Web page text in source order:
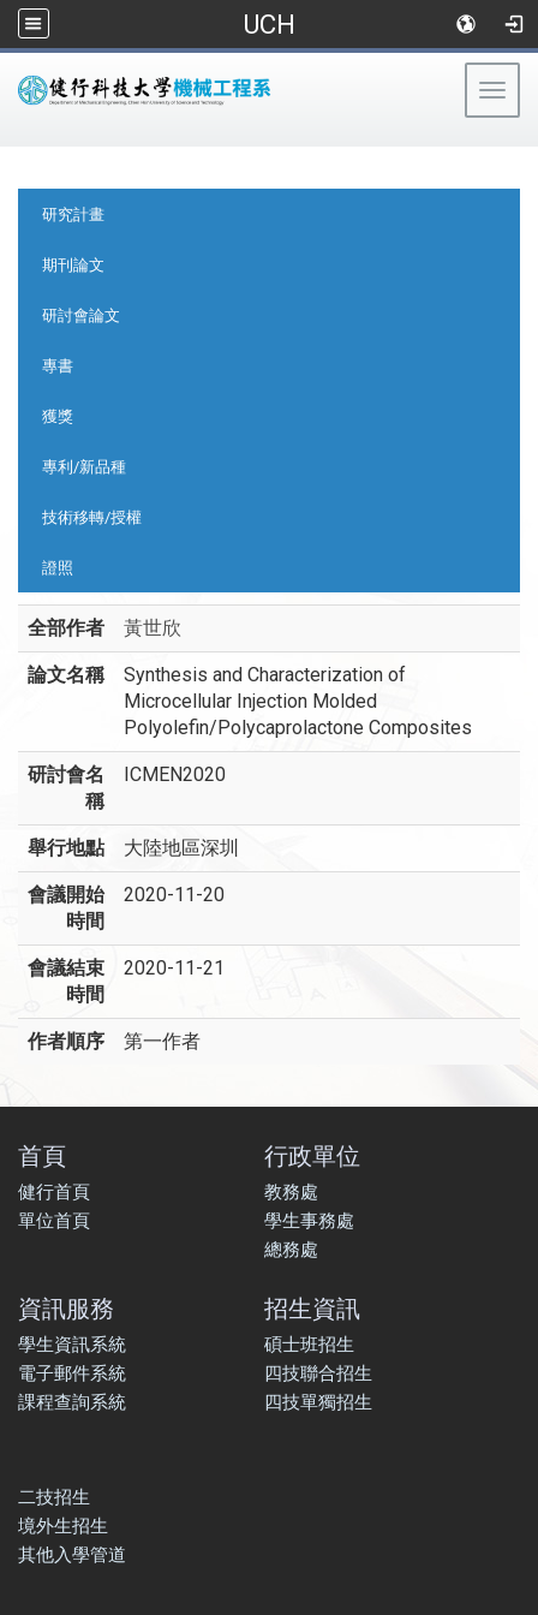
UCH
研究計畫
期刊論文
研討會論文
專書
獲獎
專利/新品種
技術移轉/授權
證照
全部作者 黃世欣
論文名稱
Synthesis and Characterization of
Microcellular Injection Molded
Polyolefin/Polycaprolactone Composites
研討會名
稱
ICMEN2020
舉行地點 大陸地區深圳
會議開始
時間
2020-11-20
會議結束
時間
2020-11-21
作者順序 第一作者
首頁
健行首頁
單位首頁
行政單位
教務處
學生事務處
總務處
資訊服務
學生資訊系統
電子郵件系統
課程查詢系統
招生資訊
碩士班招生
四技聯合招生
四技單獨招生
二技招生
境外生招生
其他入學管道